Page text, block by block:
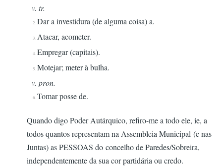
v. tr.
2.Dar a investidura (de alguma coisa) a.
3. Atacar, acometer.
4.Empregar (capitais).
5.Motejar; meter à bulha.
v. pron.
6.Tomar posse de.
Quando digo Poder Autárquico, refiro-me a todo ele, ie, a
todos quantos representam na Assembleia Municipal (e nas
Juntas) as PESSOAS do concelho de Paredes/Sobreira,
independentemente da sua cor partidária ou credo.